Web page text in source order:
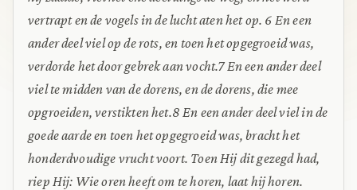
vertrapt en de vogels in de lucht aten het op. 6 En een
ander deel viel op de rots, en toen het opgegroeid was,
verdorde het door gebrek aan vocht.7 En een ander deel
viel te midden van de dorens, en de dorens, die mee
opgroeiden, verstikten het.8 En een ander deel viel in de
goede aarde en toen het opgegroeid was, bracht het
honderdvoudige vrucht voort. Toen Hij dit gezegd had,
riep Hij: Wie oren heeft om te horen, laat hij horen.